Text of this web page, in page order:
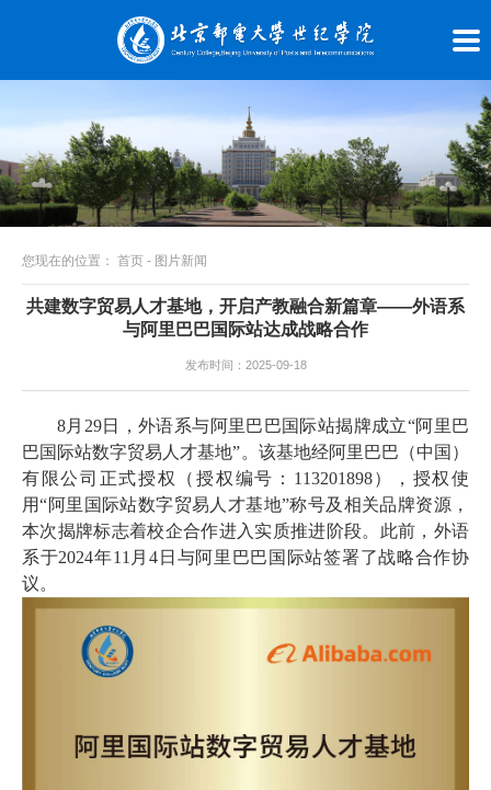
页
您现在的位置： 首页 - 图片新闻
共建数字贸易人才基地，开启产教融合新篇章——外语系
与阿里巴巴国际站达成战略合作
发布时间：2025-09-18
8月29日， 外语系与阿里巴巴国际站揭牌成立“阿里巴
巴国际站数字贸易人才基地”。 该基地经阿里巴巴（中国）
有限公司正式授权（授权编号：113201898），授权使
用“阿里国际站数字贸易人才基地”称号及相关品牌资源，
本次揭牌标志着校企合作进入实质推进阶段。 此前， 外语
系于2024年11月4日 与阿里巴巴国际站签署了战略合作协
议。